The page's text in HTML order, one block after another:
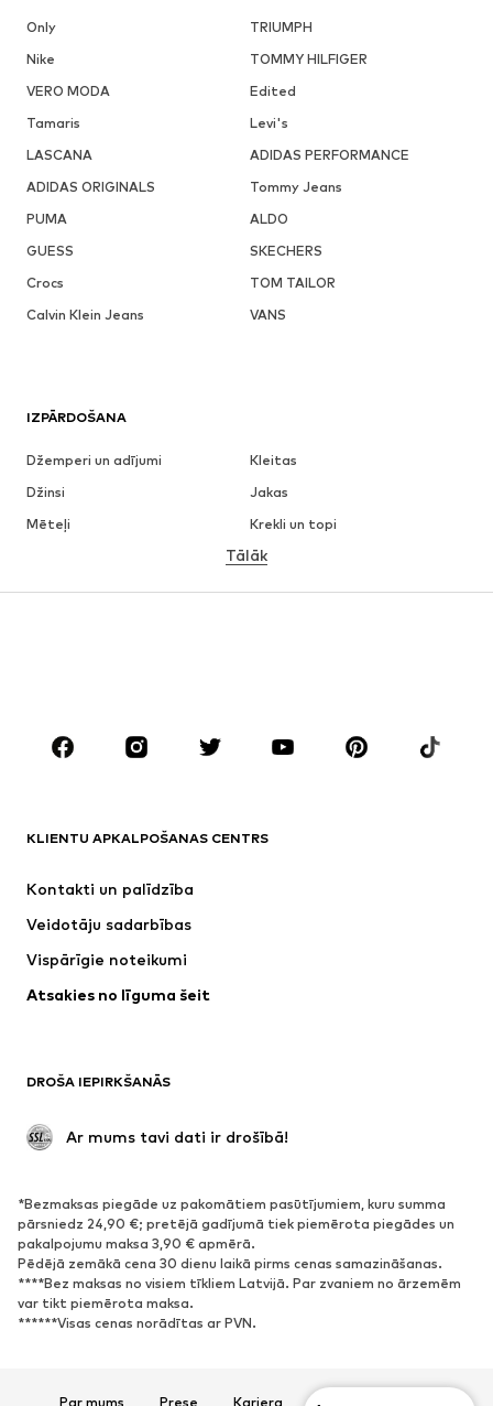
Only
TRIUMPH
Nike
TOMMY HILFIGER
VERO MODA
Edited
Tamaris
Levi's
LASCANA
ADIDAS PERFORMANCE
ADIDAS ORIGINALS
Tommy Jeans
PUMA
ALDO
GUESS
SKECHERS
Crocs
TOM TAILOR
Calvin Klein Jeans
VANS
IZPĀRDOŠANA
Džemperi un adījumi
Kleitas
Džinsi
Jakas
Mēteļi
Krekli un topi
Apakšveļa
Svārki
Blūzes un tunikas
Aksesuāri
Premium
Jaunumi
Šobrīd populāri
Apakšveļa
Mēteļi
Svinības
Ekskluzīvi
APAVI
Jaunumi
Šobrīd populāri
Brīvā laika apavi
Puszābaki
Augstpapēžu apavi
Zābaki
Tālāk
KLIENTU APKALPOŠANAS CENTRS
Kontakti un palīdzība
Veidotāju sadarbības
Vispārīgie noteikumi
Atsakies no līguma šeit
DROŠA IEPIRKŠANĀS
Ar mums tavi dati ir drošībā!
*Bezmaksas piegāde uz pakomātiem pasūtījumiem, kuru summa
pārsniedz 24,90 €; pretējā gadījumā tiek piemērota piegādes un
pakalpojumu maksa 3,90 € apmērā.
Pēdējā zemākā cena 30 dienu laikā pirms cenas samazināšanas.
****Bez maksas no visiem tīkliem Latvijā. Par zvaniem no ārzemēm
var tikt piemērota maksa.
******Visas cenas norādītas ar PVN.
Par mums Prese Karjera Datu aizsardzība